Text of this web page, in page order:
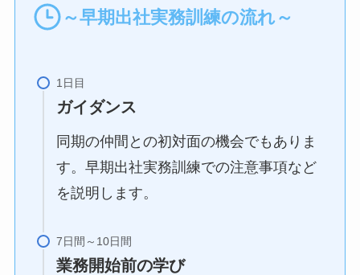
～早期出社実務訓練の流れ～
ガイダンス
同期の仲間との初対面の機会でもありま
す。早期出社実務訓練での注意事項など
を説明します。
業務開始前の学び